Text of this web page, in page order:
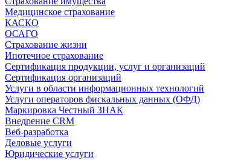
Медицинское страхование
КАСКО
ОСАГО
Страхование жизни
Ипотечное страхование
Сертификация продукции, услуг и организаций
Сертификация организаций
Услуги в области информационных технологий
Услуги операторов фискальных данных (ОФД)
Маркировка Честный ЗНАК
Внедрение CRM
Веб-разработка
Деловые услуги
Юридические услуги